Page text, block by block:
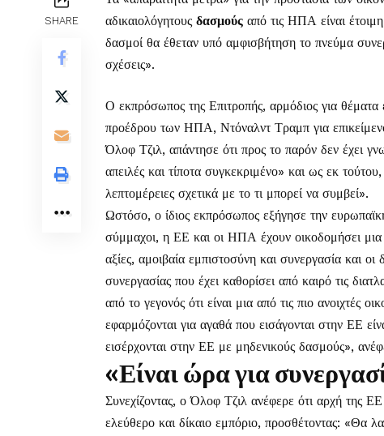
SHARE
αδικαιολόγητους δασμούς από τις ΗΠΑ είναι
δασμοί θα έθεταν υπό αμφισβήτηση το πνεύμα
σχέσεις».
Ο εκπρόσωπος της Επιτροπής, αρμόδιος για
προέδρου των ΗΠΑ, Ντόναλντ Τραμπ για
Όλοφ Τζιλ, απάντησε ότι προς το παρόν δεν έχει
απειλές και τίποτα συγκεκριμένο» και ως εκ
λεπτομέρειες σχετικά με το τι μπορεί να συμβεί».
Ωστόσο, ο ίδιος εκπρόσωπος εξήγησε την
σύμμαχοι, η ΕΕ και οι ΗΠΑ έχουν οικοδομήσει μια
αξίες, αμοιβαία εμπιστοσύνη και συνεργασία και
συνεργασίας που έχει καθορίσει από καιρό τις
από το γεγονός ότι είναι μια από τις πιο
εφαρμόζονται για αγαθά που εισάγονται στην ΕΕ
εισέρχονται στην ΕΕ με μηδενικούς δασμούς»,
«Είναι ώρα για
Συνεχίζοντας, ο Όλοφ Τζιλ ανέφερε ότι αρχή της ΕΕ
ελεύθερο και δίκαιο εμπόριο, προσθέτοντας: «Θα